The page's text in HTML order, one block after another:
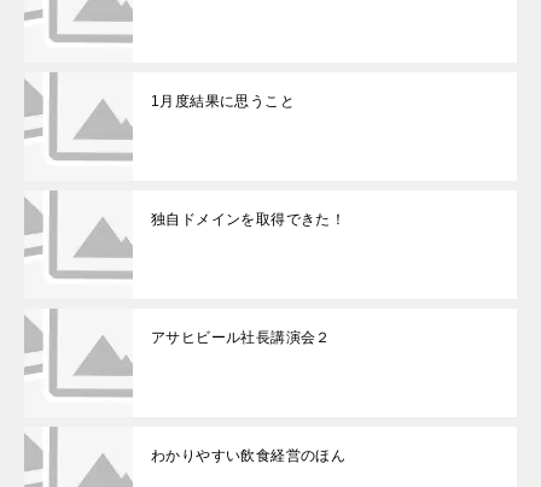
1月度結果に思うこと
独自ドメインを取得できた！
アサヒビール社長講演会２
わかりやすい飲食経営のほん